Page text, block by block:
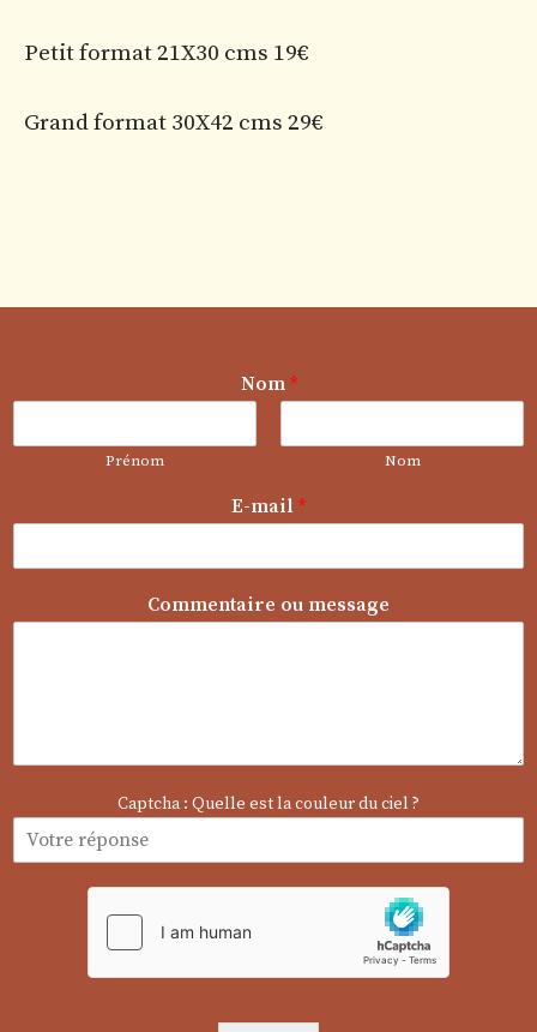
Petit format 21X30 cms 19€
Grand format 30X42 cms 29€
u
Nom *
Prénom Nom
E-mail *
Commentaire ou message
Captcha : Quelle est la couleur du ciel ?